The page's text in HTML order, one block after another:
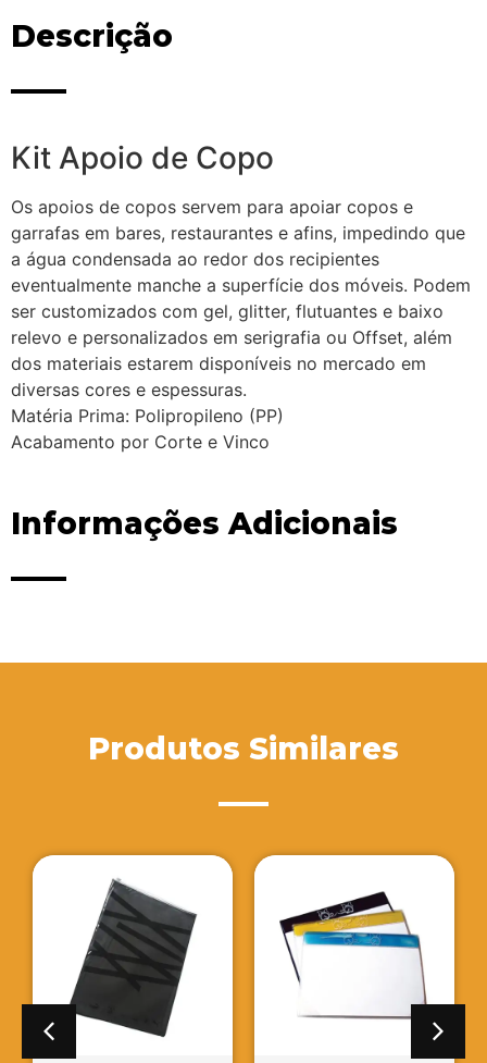
Descrição
Kit Apoio de Copo
Os apoios de copos servem para apoiar copos e
garrafas em bares, restaurantes e afins, impedindo que
a água condensada ao redor dos recipientes
eventualmente manche a superfície dos móveis. Podem
ser customizados com gel, glitter, flutuantes e baixo
relevo e personalizados em serigrafia ou Offset, além
dos materiais estarem disponíveis no mercado em
diversas cores e espessuras.
Matéria Prima: Polipropileno (PP)
Acabamento por Corte e Vinco
Informações Adicionais
Produtos Similares